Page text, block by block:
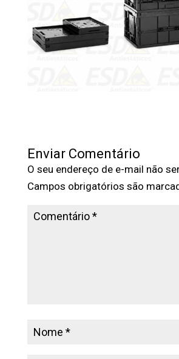
Enviar Comentário
O seu endereço de e-mail não
Campos obrigatórios são